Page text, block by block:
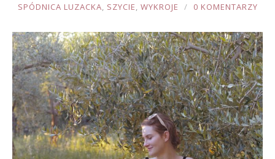
JOULE
SPÓDNICA LUZACKA, SZYCIE, WYKROJE 0 KOMENTARZY